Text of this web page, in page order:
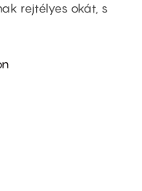
rejtélyes okát, s